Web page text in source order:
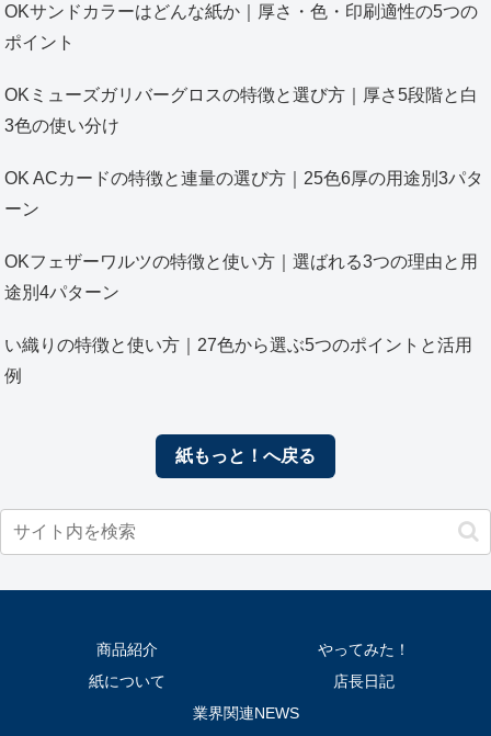
OKサンドカラーはどんな紙か｜厚さ・色・印刷適性の5つの
ポイント
OKミューズガリバーグロスの特徴と選び方｜厚さ5段階と白
3色の使い分け
OK ACカードの特徴と連量の選び方｜25色6厚の用途別3パタ
ーン
OKフェザーワルツの特徴と使い方｜選ばれる3つの理由と用
途別4パターン
い織りの特徴と使い方｜27色から選ぶ5つのポイントと活用
例
紙もっと！へ戻る
商品紹介
やってみた！
紙について
店長日記
業界関連NEWS